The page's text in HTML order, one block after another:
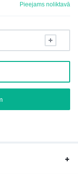
Pieejams noliktavā